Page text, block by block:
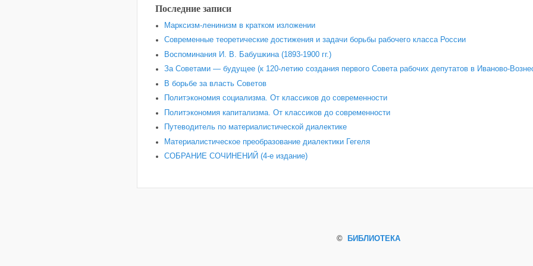
Последние записи
Марксизм-ленинизм в кратком изложении
Современные теоретические достижения и задачи борьбы рабочего класса России
Воспоминания И. В. Бабушкина (1893-1900 гг.)
За Советами — будущее (к 120‑летию создания первого Совета рабочих депутатов в
В борьбе за власть Советов
Политэкономия социализма. От классиков до современности
Политэкономия капитализма. От классиков до современности
Путеводитель по материалистической диалектике
Материалистическое преобразование диалектики Гегеля
СОБРАНИЕ СОЧИНЕНИЙ (4-е издание)
© БИБЛИОТЕКА